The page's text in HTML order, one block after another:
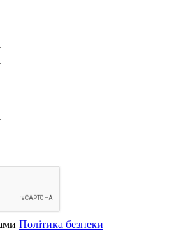
Політика безпеки